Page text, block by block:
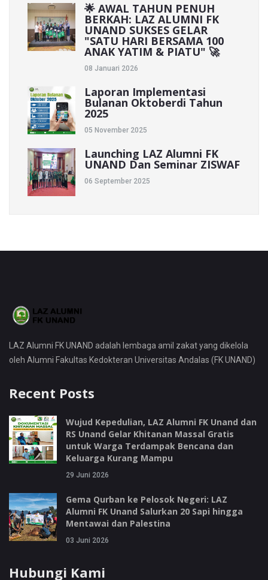
🌟 AWAL TAHUN PENUH
BERKAH: LAZ ALUMNI FK
UNAND SUKSES GELAR
"SATU HARI BERSAMA 100
ANAK YATIM & PIATU" 🚀
08 Januari 2026
Laporan Implementasi
Bulanan Oktoberdi Tahun
2025
05 November 2025
Launching LAZ Alumni FK
UNAND Dan Seminar ZISWAF
06 September 2025
LAZ Alumni FK UNAND adalah lembaga amil zakat yang dikelola
oleh Alumni Fakultas Kedokteran Universitas Andalas (FK UNAND)
Recent Posts
Wujud Kepedulian, LAZ Alumni FK Unand dan
RS Unand Gelar Khitanan Massal Gratis
untuk Warga Terdampak Bencana dan
Keluarga Kurang Mampu
29 Juni 2026
Gema Qurban ke Pelosok Negeri: LAZ
Alumni FK Unand Salurkan 20 Sapi hingga
Mentawai dan Palestina
03 Juni 2026
Hubungi Kami